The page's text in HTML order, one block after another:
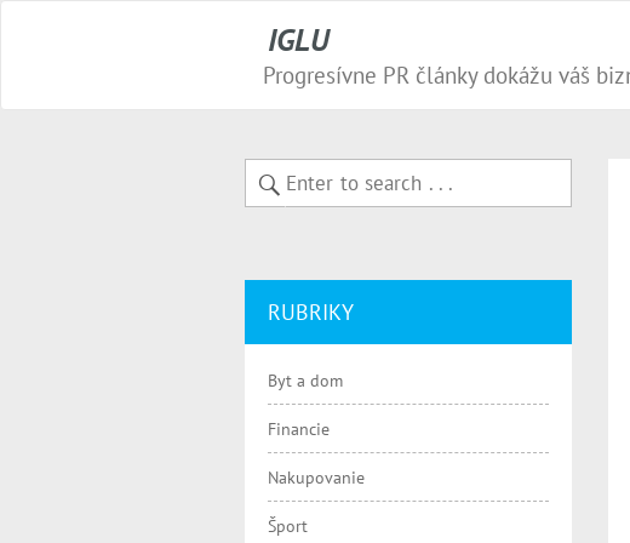
IGLU
RUBRIKY
Byt a dom
Financie
Nakupovanie
Šport